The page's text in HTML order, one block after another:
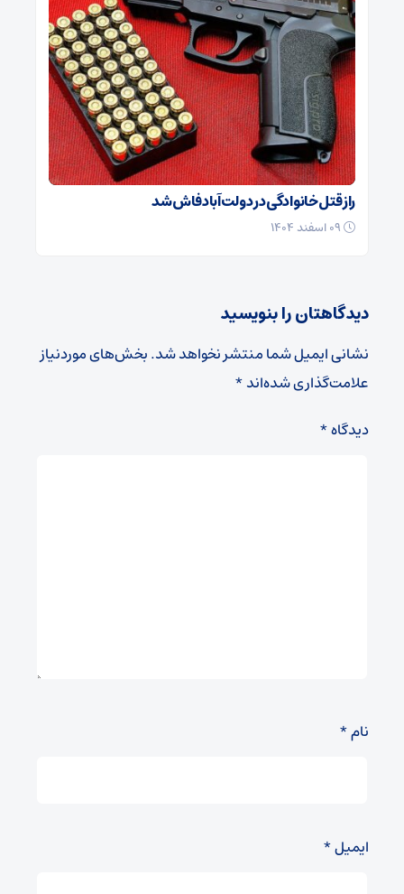
راز قتل خانوادگی در دولت‌آباد فاش شد
دیدگاهتان را بنویسید
نشانی ایمیل شما منتشر نخواهد شد.بخش‌های موردنیاز
علامت‌گذاری شده‌اند*
دیدگاه*
نام*
ایمیل*